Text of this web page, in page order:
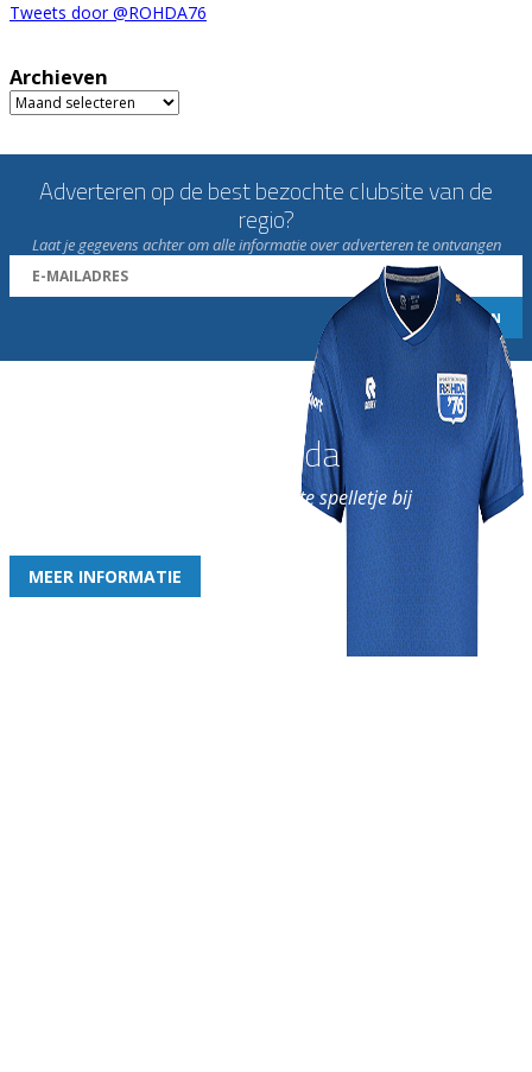
Tweets door @ROHDA76
Archieven
Archieven
Adverteren op de best bezochte clubsite van de
regio?
Laat je gegevens achter om alle informatie over adverteren te ontvangen
Word nu lid van Rohda
en geniet iedere week van het leukste spelletje bij
MEER INFORMATIE